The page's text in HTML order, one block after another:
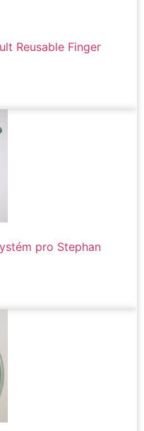
Reusable Finger
pro Stephan